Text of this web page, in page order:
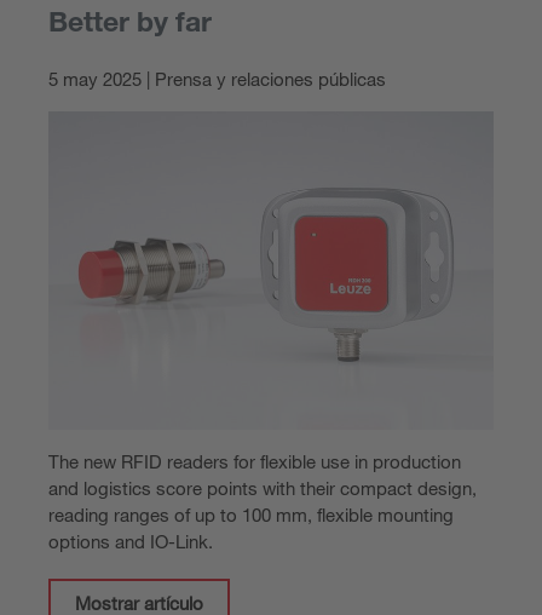
Better by far
5 may 2025 | Prensa y relaciones públicas
The new RFID readers for flexible use in production
and logistics score points with their compact design,
reading ranges of up to 100 mm, flexible mounting
options and IO-Link.
Mostrar artículo